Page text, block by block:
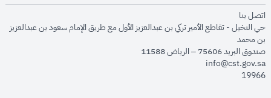
اتصل بنا
حي النخيل - تقاطع الأمير تركي بن عبدالعزيز الأول مع طريق الإمام سعود بن عبدالعزيز
بن محمد
صندوق البريد 75606 – الرياض 11588
info@cst.gov.sa
19966